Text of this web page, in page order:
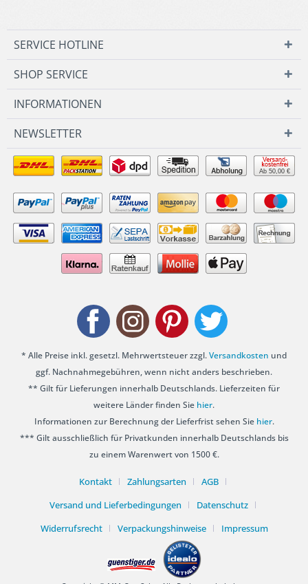
SERVICE HOTLINE
SHOP SERVICE
INFORMATIONEN
NEWSLETTER
Ab 50,00 €
* Alle Preise inkl. gesetzl. Mehrwertsteuer zzgl.Versandkosten und
ggf. Nachnahmegebühren, wenn nicht anders beschrieben.
** Gilt für Lieferungen innerhalb Deutschlands. Lieferzeiten für
weitere Länder finden Sie hier.
Informationen zur Berechnung der Lieferfrist sehen Sie hier.
*** Gilt ausschließlich für Privatkunden innerhalb Deutschlands bis
zu einem Warenwert von 1500 €.
Kontakt Zahlungsarten
AGB
Versand und Lieferbedingungen
Datenschutz
Widerrufsrecht
Verpackungshinweise Impressum